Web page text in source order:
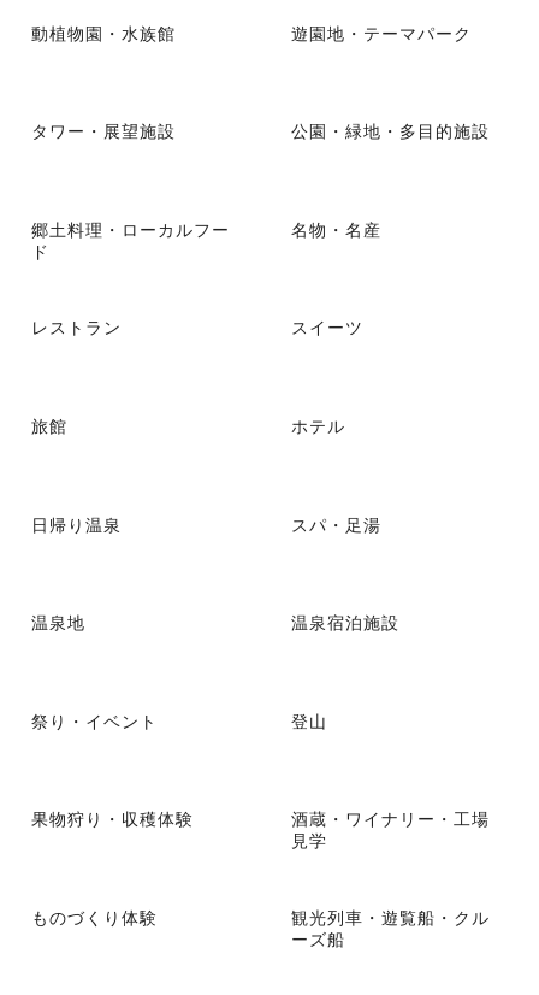
動植物園・水族館 遊園地・テーマパーク
タワー・展望施設 公園・緑地・多目的施設
郷土料理・ローカルフー
ド
名物・名産
レストラン スイーツ
旅館 ホテル
日帰り温泉 スパ・足湯
温泉地 温泉宿泊施設
祭り・イベント 登山
果物狩り・収穫体験
酒蔵・ワイナリー・工場
見学
ものづくり体験
観光列車・遊覧船・クル
ーズ船